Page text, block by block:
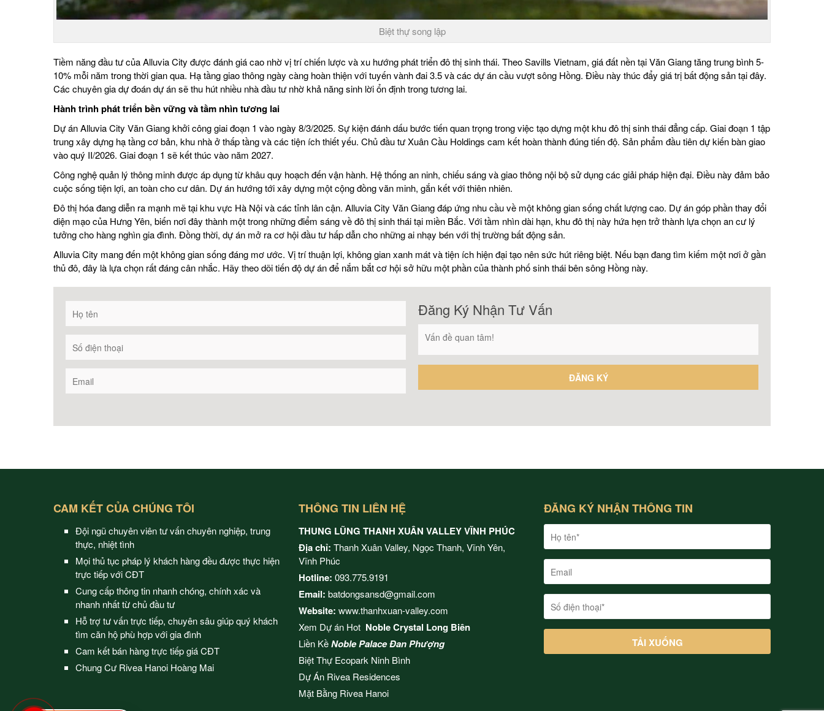
Biệt thự song lập
Tiềm năng đầu tư của Alluvia City được đánh giá cao nhờ vị trí chiến lược và xu hướng phát triển đô thị sinh thái. Theo Savills Vietnam, giá đất nền tại Văn Giang tăng trung bình 5-
10% mỗi năm trong thời gian qua. Hạ tầng giao thông ngày càng hoàn thiện với tuyến vành đai 3.5 và các dự án cầu vượt sông Hồng. Điều này thúc đẩy giá trị bất động sản tại đây.
Các chuyên gia dự đoán dự án sẽ thu hút nhiều nhà đầu tư nhờ khả năng sinh lời ổn định trong tương lai.
Hành trình phát triển bền vững và tầm nhìn tương lai
Dự án Alluvia City Văn Giangkhởi công giai đoạn 1 vào ngày 8/3/2025. Sự kiện đánh dấu bước tiến quan trọng trong việc tạo dựng một khu đô thị sinh thái đẳng cấp. Giai đoạn 1 tập
trung xây dựng hạ tầng cơ bản, khu nhà ở thấp tầng và các tiện ích thiết yếu. Chủ đầu tư Xuân Cầu Holdings cam kết hoàn thành đúng tiến độ. Sản phẩm đầu tiên dự kiến bàn giao
vào quý II/2026. Giai đoạn 1 sẽ kết thúc vào năm 2027.
Công nghệ quản lý thông minh được áp dụng từ khâu quy hoạch đến vận hành. Hệ thống an ninh, chiếu sáng và giao thông nội bộ sử dụng các giải pháp hiện đại. Điều này đảm bảo
cuộc sống tiện lợi, an toàn cho cư dân. Dự án hướng tới xây dựng một cộng đồng văn minh, gắn kết với thiên nhiên.
Đô thị hóa đang diễn ra mạnh mẽ tại khu vực Hà Nội và các tỉnh lân cận. Alluvia City Văn Giang đáp ứng nhu cầu về một không gian sống chất lượng cao. Dự án góp phần thay đổi
diện mạo của Hưng Yên, biến nơi đây thành một trong những điểm sáng về đô thị sinh thái tại miền Bắc. Với tầm nhìn dài hạn, khu đô thị này hứa hẹn trở thành lựa chọn an cư lý
tưởng cho hàng nghìn gia đình. Đồng thời, dự án mở ra cơ hội đầu tư hấp dẫn cho những ai nhạy bén với thị trường bất động sản.
Alluvia City mang đến một không gian sống đáng mơ ước. Vị trí thuận lợi, không gian xanh mát và tiện ích hiện đại tạo nên sức hút riêng biệt. Nếu bạn đang tìm kiếm một nơi ở gần
thủ đô, đây là lựa chọn rất đáng cân nhắc. Hãy theo dõi tiến độ dự án để nắm bắt cơ hội sở hữu một phần của thành phố sinh thái bên sông Hồng này.
Đăng Ký Nhận Tư Vấn
CAM KẾT CỦA CHÚNG TÔI
Đội ngũ chuyên viên tư vấn chuyên nghiệp, trung
thực, nhiệt tình
Mọi thủ tục pháp lý khách hàng đều được thực hiện
trực tiếp với CĐT
Cung cấp thông tin nhanh chóng, chính xác và
nhanh nhất từ chủ đầu tư
Hỗ trợ tư vấn trực tiếp, chuyên sâu giúp quý khách
tìm căn hộ phù hợp với gia đình
Cam kết bán hàng trực tiếp giá CĐT
Chung Cư Rivea Hanoi Hoàng Mai
THÔNG TIN LIÊN HỆ
THUNG LŨNG THANH XUÂN VALLEY VĨNH PHÚC
Địa chỉ: Thanh Xuân Valley, Ngọc Thanh, Vĩnh Yên,
Vĩnh Phúc
Hotline: 093.775.9191
Email: batdongsansd@gmail.com
Website: www.thanhxuan-valley.com
Xem Dự án Hot Noble Crystal Long Biên
Liền KềNoble Palace Đan Phượng
Biệt Thự Ecopark Ninh Bình
Dự Án Rivea Residences
Mặt Bằng Rivea Hanoi
ĐĂNG KÝ NHẬN THÔNG TIN